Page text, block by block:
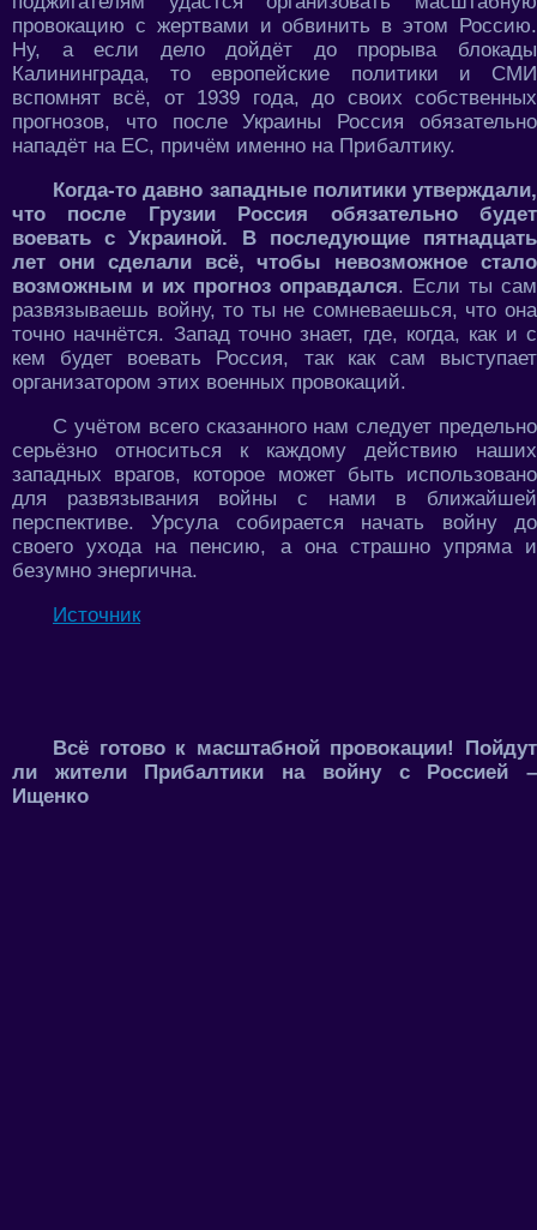
провокацию с жертвами и обвинить в этом Россию.
Ну, а если дело дойдёт до прорыва блокады
Калининграда, то европейские политики и СМИ
вспомнят всё, от 1939 года, до своих собственных
прогнозов, что после Украины Россия обязательно
нападёт на ЕС, причём именно на Прибалтику.
Когда-то давно западные политики утверждали,
что после Грузии Россия обязательно будет
воевать с Украиной. В последующие пятнадцать
лет они сделали всё, чтобы невозможное стало
возможным и их прогноз оправдался. Если ты сам
развязываешь войну, то ты не сомневаешься, что она
точно начнётся. Запад точно знает, где, когда, как и с
кем будет воевать Россия, так как сам выступает
организатором этих военных провокаций.
С учётом всего сказанного нам следует предельно
серьёзно относиться к каждому действию наших
западных врагов, которое может быть использовано
для развязывания войны с нами в ближайшей
перспективе. Урсула собирается начать войну до
своего ухода на пенсию, а она страшно упряма и
безумно энергична.
Источник
Всё готово к масштабной провокации! Пойдут
ли жители Прибалтики на войну с Россией –
Ищенко